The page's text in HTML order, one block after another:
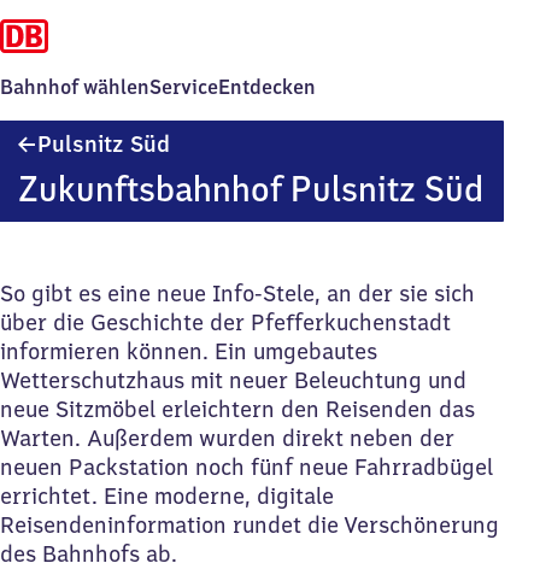
Bahnhof wählenServiceEntdecken
Pulsnitz Süd
Zukunftsbahnhof Pulsnitz Süd
So gibt es eine neue Info-Stele, an der sie sich
über die Geschichte der Pfefferkuchenstadt
informieren können. Ein umgebautes
Wetterschutzhaus mit neuer Beleuchtung und
neue Sitzmöbel erleichtern den Reisenden das
Warten. Außerdem wurden direkt neben der
neuen Packstation noch fünf neue Fahrradbügel
errichtet. Eine moderne, digitale
Reisendeninformation rundet die Verschönerung
des Bahnhofs ab.